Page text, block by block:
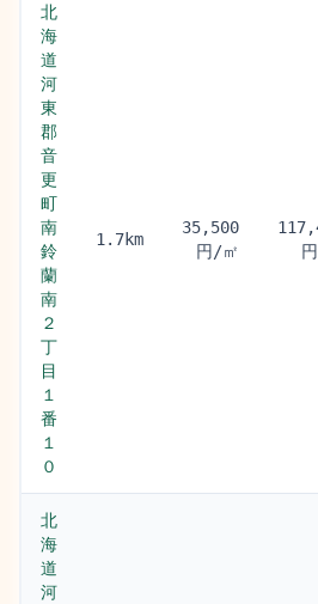
北
海
道
河
東
郡
音
更
町
南
鈴
蘭
南
２
丁
目
１
番
１
０
1.7km
35,500
円/㎡
北
海
道
河